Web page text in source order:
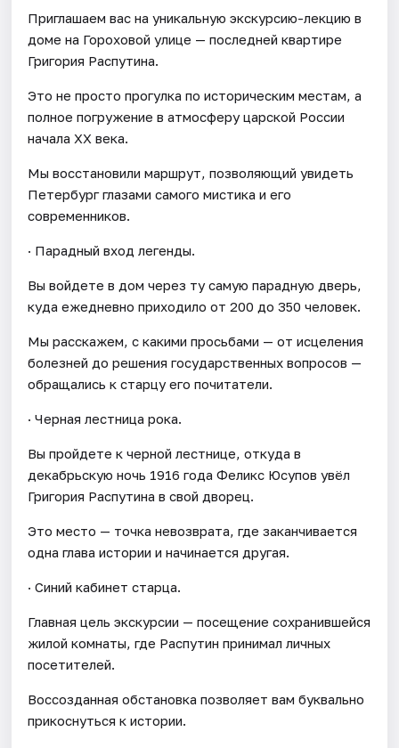
Приглашаем вас на уникальную экскурсию-лекцию в
доме на Гороховой улице — последней квартире
Григория Распутина.
Это не просто прогулка по историческим местам, а
полное погружение в атмосферу царской России
начала XX века.
Мы восстановили маршрут, позволяющий увидеть
Петербург глазами самого мистика и его
современников.
· Парадный вход легенды.
Вы войдете в дом через ту самую парадную дверь,
куда ежедневно приходило от 200 до 350 человек.
Мы расскажем, с какими просьбами — от исцеления
болезней до решения государственных вопросов —
обращались к старцу его почитатели.
· Черная лестница рока.
Вы пройдете к черной лестнице, откуда в
декабрьскую ночь 1916 года Феликс Юсупов увёл
Григория Распутина в свой дворец.
Это место — точка невозврата, где заканчивается
одна глава истории и начинается другая.
· Синий кабинет старца.
Главная цель экскурсии — посещение сохранившейся
жилой комнаты, где Распутин принимал личных
посетителей.
Воссозданная обстановка позволяет вам буквально
прикоснуться к истории.